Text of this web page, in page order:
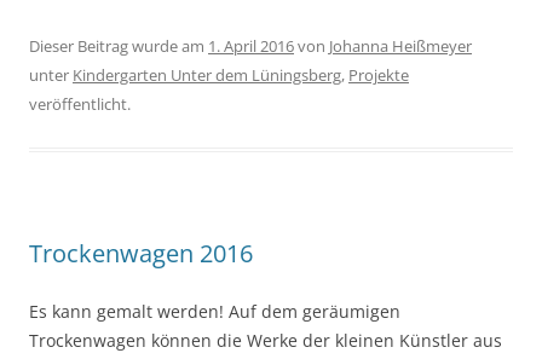
Dieser Beitrag wurde am 1. April 2016von Johanna Heißmeyer
unter Kindergarten Unter dem Lüningsberg, Projekte
veröffentlicht.
Trockenwagen 2016
Es kann gemalt werden! Auf dem geräumigen
Trockenwagen können die Werke der kleinen Künstler aus